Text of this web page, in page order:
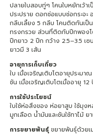
ปลายใบสอบทู่ๆ โคนใบหยักเว้า
ประปราย ดอกช่อแบบช่อกระจ
กลีบเลี้ยง 5 กลีบ โคนติดกันเ
ทรงกรวย ส่วนที่ติดกับปีกพอง
ปีกยาว 2 ปีก กว้าง 2.5–3.5 เ
ยาวมี 3 เส้น
อายุการเก็บเกี่ยว
ใบ เมื่อเจริญเติบโตอายุประมา
ชัน เมื่อเจริญเติบโตเมื่ออายุ
การใช้ประโยชน์
ใบใช้ห่อสิ่งของ ห่อยาสูบ ใช้มุง
มูกเลือด น้ำมันและชันใช้ทาไม้ ย
การขยายพันธุ์ ขยายพันธุ์ด้วยเ